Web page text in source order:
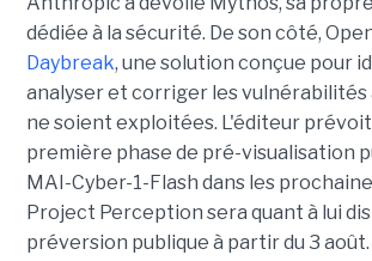
dédiée à la sécurité. De son côté,
Daybreak, une solution conçue pour
analyser et corriger les vulnérabilités
ne soient exploitées. L'éditeur prévoit
première phase de pré-visualisation
MAI-Cyber-1-Flash dans les
Project Perception sera quant à lui
préversion publique à partir du 3 août.